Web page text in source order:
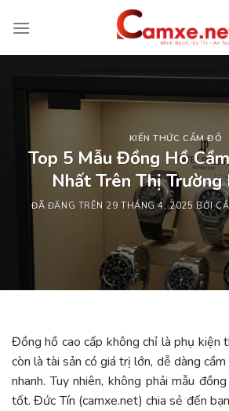
đến
KIẾN THỨC CẦM ĐỒ
Top 5 Mẫu Đồng Hồ
Nhất Trên Thị Trường
ĐÃ ĐĂNG TRÊN 29 THÁNG 4, 2025 BỞI
Đồng hồ cao cấp không chỉ là phụ kiện
còn là tài sản có giá trị lớn, dễ dàng
nhanh. Tuy nhiên, không phải mẫu
tốt. Đức Tín (camxe.net) chia sẻ đến